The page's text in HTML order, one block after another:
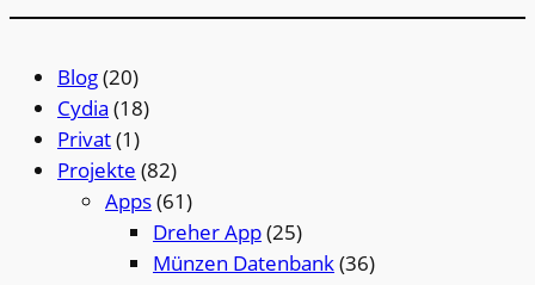
Blog(20)
Cydia (18)
Privat(1)
Projekte (82)
Apps(61)
Dreher App(25)
Münzen Datenbank(36)